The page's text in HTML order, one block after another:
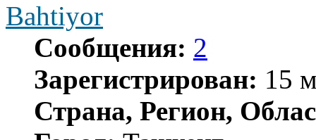
Bahtiyor
Сообщения: 2
Зарегистрирован: 15
Страна, Регион,